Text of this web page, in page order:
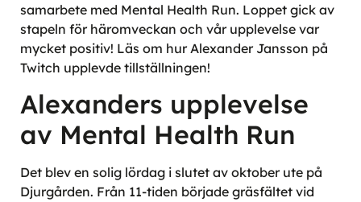
samarbete med Mental Health Run. Loppet gick av
stapeln för häromveckan och vår upplevelse var
mycket positiv! Läs om hur Alexander Jansson på
Twitch upplevde tillställningen!
Alexanders upplevelse
av Mental Health Run
Det blev en solig lördag i slutet av oktober ute på
Djurgården. Från 11-tiden började gräsfältet vid